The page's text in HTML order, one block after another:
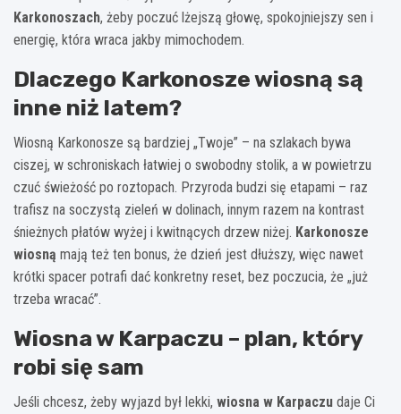
Karkonoszach, żeby poczuć lżejszą głowę, spokojniejszy sen i
energię, która wraca jakby mimochodem.
Dlaczego Karkonosze wiosną są
inne niż latem?
Wiosną Karkonosze są bardziej „Twoje” – na szlakach bywa
ciszej, w schroniskach łatwiej o swobodny stolik, a w powietrzu
czuć świeżość po roztopach. Przyroda budzi się etapami – raz
trafisz na soczystą zieleń w dolinach, innym razem na kontrast
śnieżnych płatów wyżej i kwitnących drzew niżej. Karkonosze
wiosną mają też ten bonus, że dzień jest dłuższy, więc nawet
krótki spacer potrafi dać konkretny reset, bez poczucia, że „już
trzeba wracać”.
Wiosna w Karpaczu – plan, który
robi się sam
Jeśli chcesz, żeby wyjazd był lekki, wiosna w Karpaczu daje Ci